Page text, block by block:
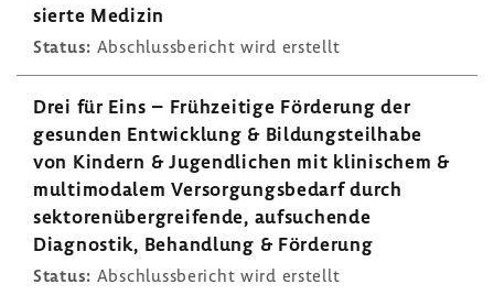
sierte Medizin
Status: Abschluss­be­richt wird erstellt
Drei für Eins – Früh­zei­tige Förde­rung der
gesunden Entwick­lung & Bildungs­teil­habe
von Kindern & Jugend­li­chen mit klini­schem &
multi­modalem Versor­gungs­be­darf durch
sekto­ren­über­grei­fende, aufsu­chende
Diagnostik, Behand­lung & Förde­rung
Status: Abschluss­be­richt wird erstellt